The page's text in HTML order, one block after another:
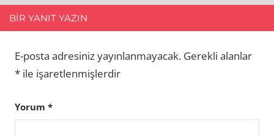
BIR YANIT YAZIN
E-posta adresiniz yayınlanmayacak. Gerekli alanlar
* ile işaretlenmişlerdir
Yorum *